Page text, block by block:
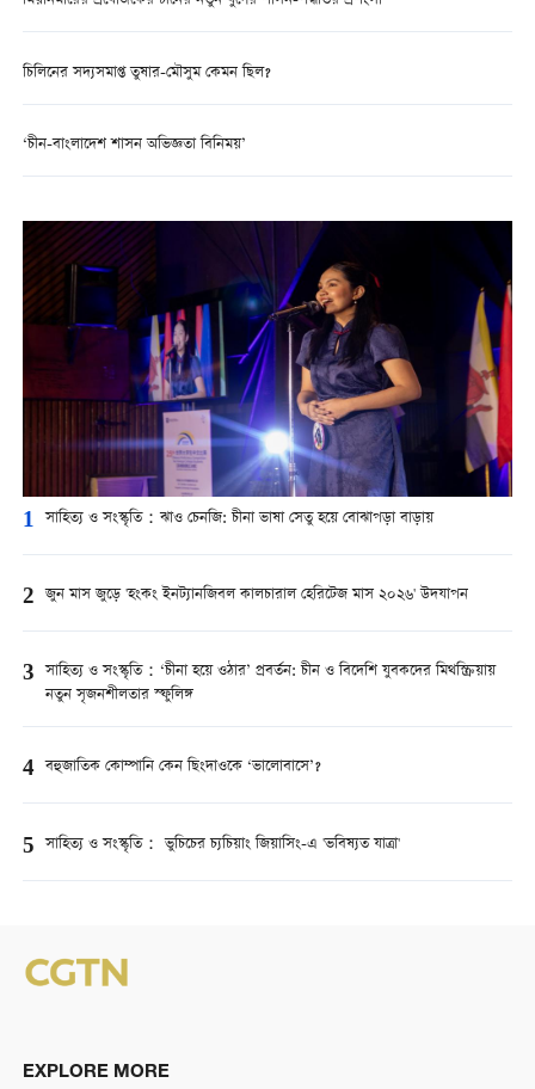
চিলিনের সদ্যসমাপ্ত তুষার-মৌসুম কেমন ছিল?
‘চীন-বাংলাদেশ শাসন অভিজ্ঞতা বিনিময়’
1 সাহিত্য ও সংস্কৃতি：ঝাও চেনজি: চীনা ভাষা সেতু হয়ে বোঝাপড়া বাড়ায়
2 জুন মাস জুড়ে 'হংকং ইনট্যানজিবল কালচারাল হেরিটেজ মাস ২০২৬' উদযাপন
3 সাহিত্য ও সংস্কৃতি：‘চীনা হয়ে ওঠার’ প্রবর্তন: চীন ও বিদেশি যুবকদের মিথস্ক্রিয়ায়
নতুন সৃজনশীলতার স্ফুলিঙ্গ
4 বহুজাতিক কোম্পানি কেন ছিংদাওকে ‘ভালোবাসে’?
5 সাহিত্য ও সংস্কৃতি： ভুচিচের চ্যচিয়াং জিয়াসিং-এ 'ভবিষ্যত যাত্রা'
EXPLORE MORE